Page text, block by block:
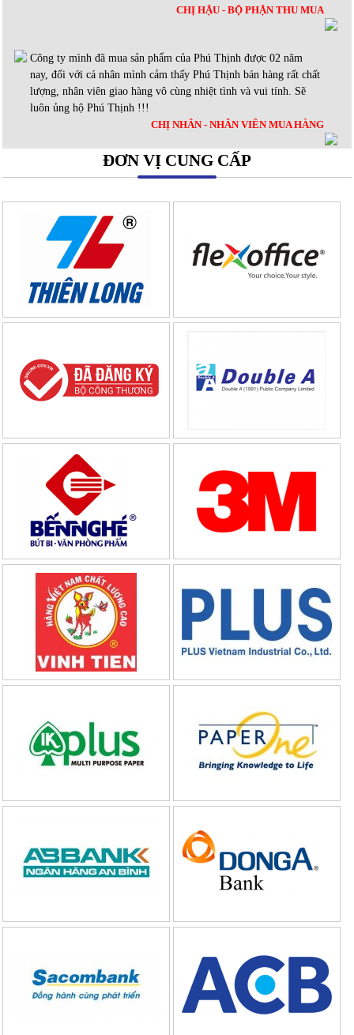
CHỊ HẬU - BỘ PHẬN THU MUA
Công ty mình đã mua sản phẩm của Phú Thịnh được 02 năm
nay, đối với cá nhân mình cảm thấy Phú Thịnh bán hàng rất chất
lượng, nhân viên giao hàng vô cùng nhiệt tình và vui tính. Sẽ
luôn ủng hộ Phú Thịnh !!!
CHỊ NHÂN - NHÂN VIÊN MUA HÀNG
ĐƠN VỊ CUNG CẤP